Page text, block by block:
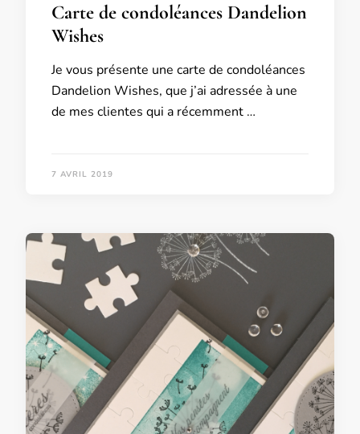
Carte de condoléances Dandelion
Wishes
Je vous présente une carte de condoléances
Dandelion Wishes, que j’ai adressée à une
de mes clientes qui a récemment …
7 AVRIL 2019